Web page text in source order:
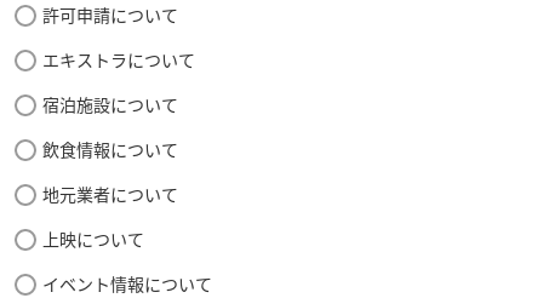
許可申請について
エキストラについて
宿泊施設について
飲食情報について
地元業者について
上映について
イベント情報について